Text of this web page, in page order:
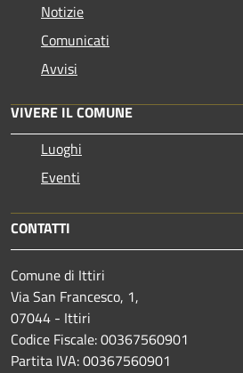
Notizie
Comunicati
Avvisi
VIVERE IL COMUNE
Luoghi
Eventi
CONTATTI
Comune di Ittiri
Via San Francesco, 1,
07044 - Ittiri
Codice Fiscale: 00367560901
Partita IVA: 00367560901